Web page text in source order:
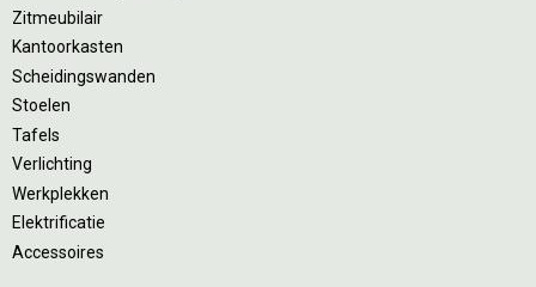
Zitmeubilair
Kantoorkasten
Scheidingswanden
Stoelen
Tafels
Verlichting
Werkplekken
Elektrificatie
Accessoires